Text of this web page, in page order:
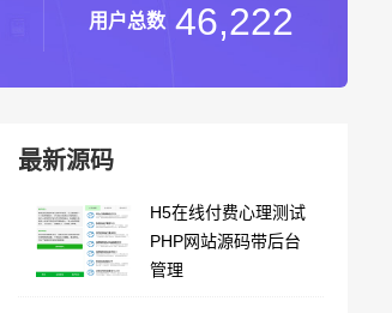
用户总数 46,222
最新源码
H5在线付费心理测试
PHP网站源码带后台
管理